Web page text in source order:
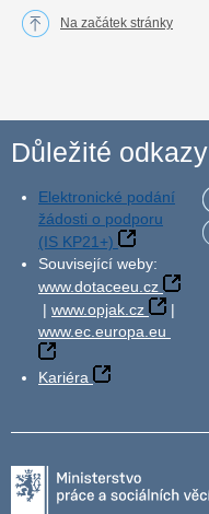
Na začátek stránky
Důležité odkazy
Elektronické podání
žádosti o podporu
(IS KP21+)
Související weby:
www.dotaceeu.cz
| www.opjak.cz
|
www.ec.europa.eu
Kariéra